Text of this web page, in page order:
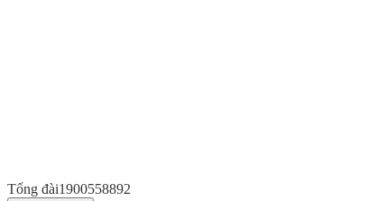
Tổng đài1900558892